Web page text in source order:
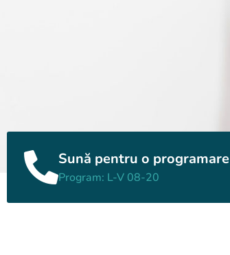
Sună pentru o programare
Program: L-V 08-20